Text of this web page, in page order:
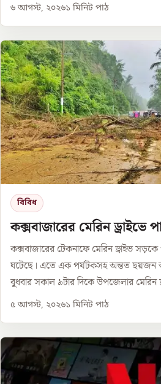
৬ আগস্ট, ২০২৬১ মিনিট পাঠ
বিবিধ
কক্সবাজারের মেরিন ড্রাইভে
কক্সবাজারের টেকনাফে মেরিন ড্রাইভ সড়কে
ঘটেছে। এতে এক পর্যটকসহ অন্তত
বুধবার সকাল ৯টার দিকে উপজেলার মেরিন
৫ আগস্ট, ২০২৬১ মিনিট পাঠ